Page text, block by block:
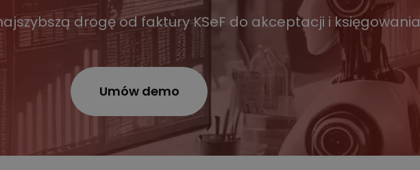
drogę od faktury KSeF do akceptacji i księgowania
Umów demo